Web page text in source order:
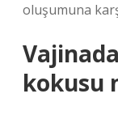
oluşumuna
kokusu